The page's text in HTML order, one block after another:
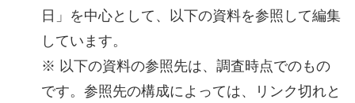
日」を中心として、以下の資料を参照して編集
しています。
※ 以下の資料の参照先は、調査時点でのもの
です。参照先の構成によっては、リンク切れと